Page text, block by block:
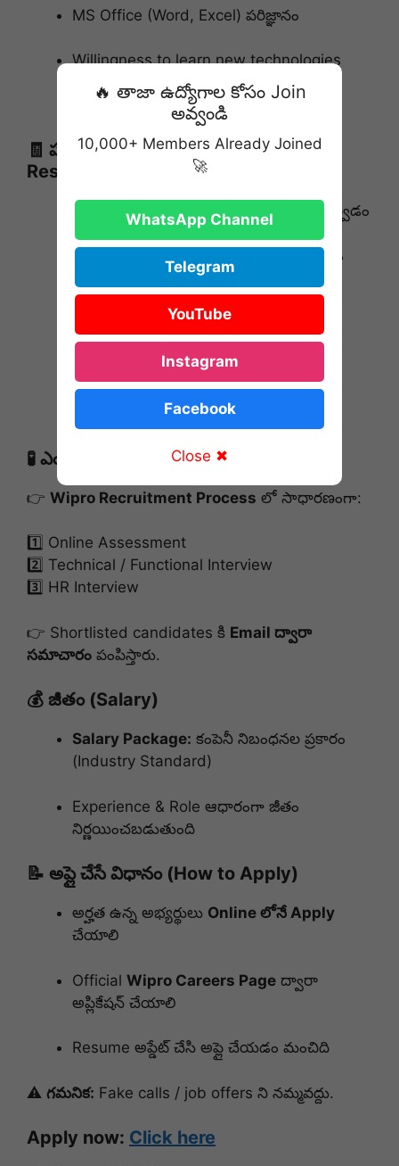
MS Office (Word, Excel) పరిజ్ఞానం
Willingness to learn new technologies
Customer handling skills (basic level)
🧾 పని బాధ్యతలు (Roles &
Responsibilities)
క్లయింట్ అవసరాలకు అనుగుణంగా సపోర్ట్ ఇవ్వడం
IT / Business Processes లో పని చేయడం
డేటా అప్‌డేట్ & రిపోర్టింగ్ పనులు
టీమ్ మెంబర్స్‌తో కలిసి ప్రాజెక్ట్ టాస్క్‌లు పూర్తి
కంపెనీ ప్రాసెస్‌లను ఫాలో అవడం
🧪 ఎంపిక విధానం (Selection Process)
👉 Wipro Recruitment Process లో సాధారణంగా:
1️⃣ Online Assessment
2️⃣ Technical / Functional Interview
3️⃣ HR Interview
👉 Shortlisted candidates కి Email ద్వారా
సమాచారం పంపిస్తారు.
💰 జీతం (Salary)
Salary Package: కంపెనీ నిబంధనల ప్రకారం
(Industry Standard)
Experience & Role ఆధారంగా జీతం
నిర్ణయించబడుతుంది
📝 అప్లై చేసే విధానం (How to Apply)
అర్హత ఉన్న అభ్యర్థులు Online లోనే Apply
చేయాలి
Official Wipro Careers Page ద్వారా
అప్లికేషన్ చేయాలి
Resume అప్డేట్ చేసి అప్లై చేయడం మంచిది
⚠️ గమనిక: Fake calls / job offers ని నమ్మవద్దు.
Apply now: Click here
🔥 తాజా ఉద్యోగాల కోసం Join
అవ్వండి
10,000+ Members Already Joined
🚀
WhatsApp Channel
Telegram
YouTube
Instagram
Facebook
Close ✖